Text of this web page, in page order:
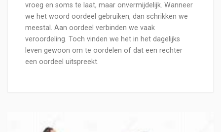
vroeg en soms te laat, maar onvermijdelijk. Wanneer
we het woord oordeel gebruiken, dan schrikken we
meestal. Aan oordeel verbinden we vaak
veroordeling. Toch vinden we het in het dagelijks
leven gewoon om te oordelen of dat een rechter
een oordeel uitspreekt.